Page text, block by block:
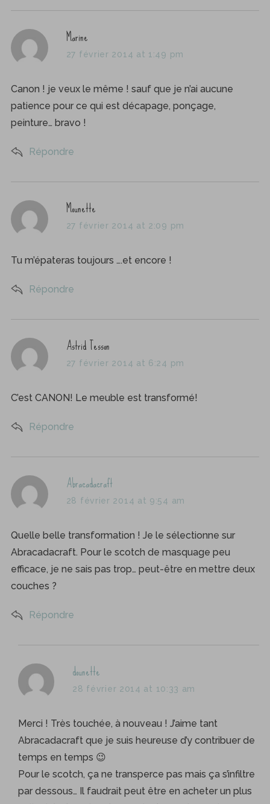
s
a
s
:
Marine
27 février 2014 at 1:49 pm
Canon ! je veux le même ! sauf que je n’ai aucune
patience pour ce qui est décapage, ponçage,
peinture… bravo !
Répondre
s
a
s
Mounette
27 février 2014 at 2:09 pm
Tu m’épateras toujours ….et encore !
Répondre
s
a
s
Astrid Tesson
27 février 2014 at 6:24 pm
C’est CANON! Le meuble est transformé!
Répondre
s
a
:
Abracadacraft
28 février 2014 at 9:54 am
Quelle belle transformation ! Je le sélectionne sur
Abracadacraft. Pour le scotch de masquage peu
efficace, je ne sais pas trop… peut-être en mettre deux
couches ?
Répondre
s
a
s
:
dounette
28 février 2014 at 10:33 am
Merci ! Très touchée, à nouveau ! J’aime tant
Abracadacraft que je suis heureuse d’y contribuer de
temps en temps 😉
Pour le scotch, ça ne transperce pas mais ça s’infiltre
par dessous… Il faudrait peut être en acheter un plus